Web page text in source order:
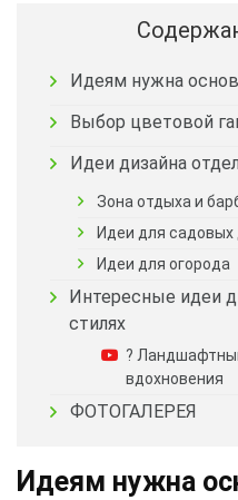
Идеям нужна
Выбор цветовой
Идеи дизайна
Зона отдыха и
Идеи для
Идеи для огорода
Интересные идеи
стилях
?
вдохновения
ФОТОГАЛЕРЕЯ
Идеям нужна